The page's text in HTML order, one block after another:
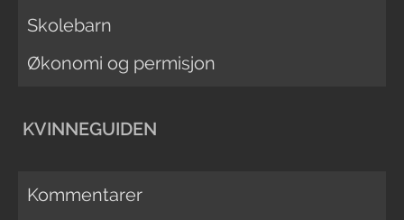
Skolebarn
Økonomi og permisjon
KVINNEGUIDEN
Kommentarer